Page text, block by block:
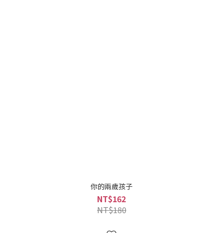
你的兩歲孩子
NT$162
NT$180